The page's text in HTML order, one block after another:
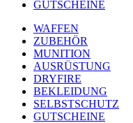
GUTSCHEINE
WAFFEN
ZUBEHÖR
MUNITION
AUSRÜSTUNG
DRYFIRE
BEKLEIDUNG
SELBSTSCHUTZ
GUTSCHEINE